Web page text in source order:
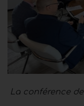
La conférence